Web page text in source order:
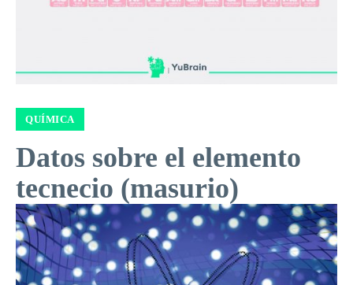
QUÍMICA
Datos sobre el elemento
tecnecio (masurio)